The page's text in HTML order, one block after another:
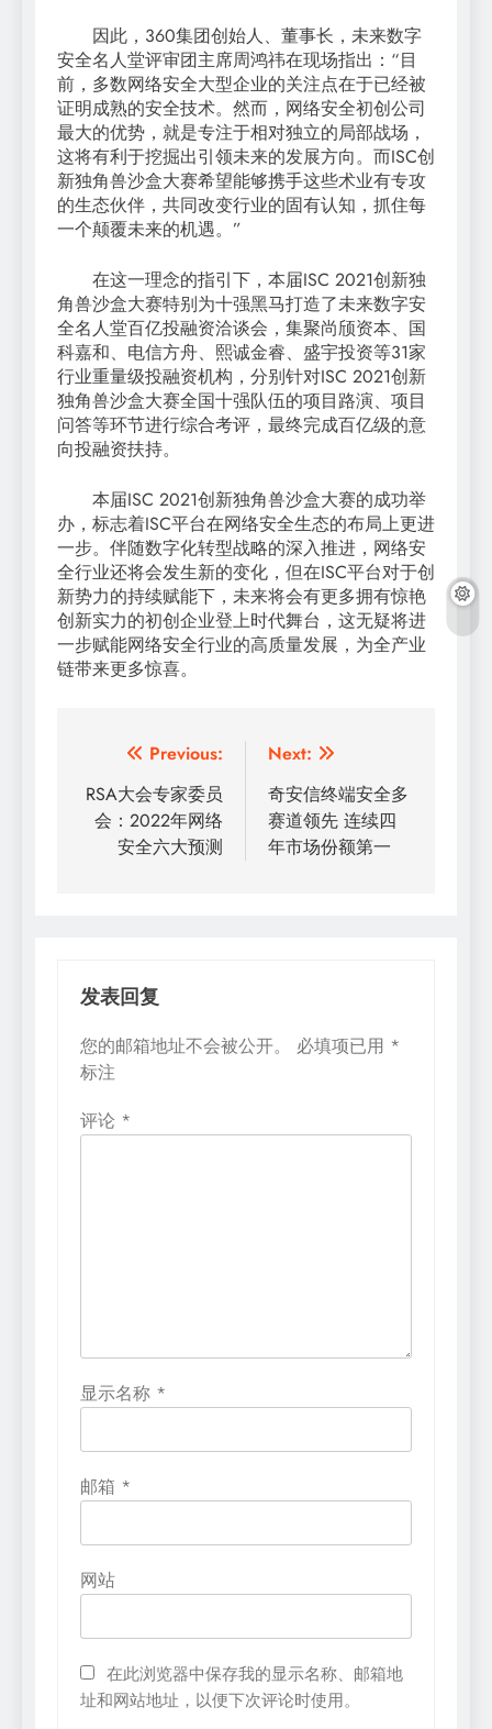
因此，360集团创始人、董事长，未来数字
安全名人堂评审团主席周鸿祎在现场指出：“目
前，多数网络安全大型企业的关注点在于已经被
证明成熟的安全技术。然而，网络安全初创公司
最大的优势，就是专注于相对独立的局部战场，
这将有利于挖掘出引领未来的发展方向。而ISC创
新独角兽沙盒大赛希望能够携手这些术业有专攻
的生态伙伴，共同改变行业的固有认知，抓住每
一个颠覆未来的机遇。”
在这一理念的指引下，本届ISC 2021创新独
角兽沙盒大赛特别为十强黑马打造了未来数字安
全名人堂百亿投融资洽谈会，集聚尚颀资本、国
科嘉和、电信方舟、熙诚金睿、盛宇投资等31家
行业重量级投融资机构，分别针对ISC 2021创新
独角兽沙盒大赛全国十强队伍的项目路演、项目
问答等环节进行综合考评，最终完成百亿级的意
向投融资扶持。
本届ISC 2021创新独角兽沙盒大赛的成功举
办，标志着ISC平台在网络安全生态的布局上更进
一步。伴随数字化转型战略的深入推进，网络安
全行业还将会发生新的变化，但在ISC平台对于创
新势力的持续赋能下，未来将会有更多拥有惊艳
创新实力的初创企业登上时代舞台，这无疑将进
一步赋能网络安全行业的高质量发展，为全产业
链带来更多惊喜。
章
导
Previous:
RSA大会专家委员
会：2022年网络
安全六大预测
Next:
奇安信终端安全多
赛道领先 连续四
年市场份额第一
发表回复
您的邮箱地址不会被公开。 必填项已用 *
标注
评论 *
显示名称 *
邮箱 *
网站
在此浏览器中保存我的显示名称、邮箱地
址和网站地址，以便下次评论时使用。